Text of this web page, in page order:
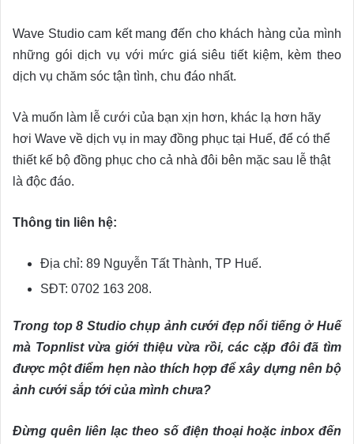
Wave Studio cam kết mang đến cho khách hàng của mình
những gói dịch vụ với mức giá siêu tiết kiệm, kèm theo
dịch vụ chăm sóc tận tình, chu đáo nhất.
Và muốn làm lễ cưới của bạn xịn hơn, khác lạ hơn hãy
hơi Wave về dịch vụ in may đồng phục tại Huế, để có thể
thiết kế bộ đồng phục cho cả nhà đôi bên mặc sau lễ thật
là độc đáo.
Thông tin liên hệ:
Địa chỉ: 89 Nguyễn Tất Thành, TP Huế.
SĐT: 0702 163 208.
Trong top 8 Studio chụp ảnh cưới đẹp nổi tiếng ở Huế
mà Topnlist vừa giới thiệu vừa rồi, các cặp đôi đã tìm
được một điểm hẹn nào thích hợp để xây dựng nên bộ
ảnh cưới sắp tới của mình chưa?
Đừng quên liên lạc theo số điện thoại hoặc inbox đến